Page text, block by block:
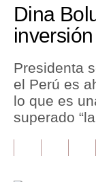
Economía
Perú
Política
Dina
Presidenta
el Perú es
lo que es
superado